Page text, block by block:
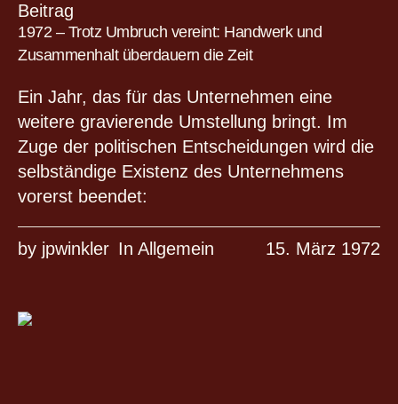
Beitrag
1972 – Trotz Umbruch vereint: Handwerk und
Zusammenhalt überdauern die Zeit
Ein Jahr, das für das Unternehmen eine
weitere gravierende Umstellung bringt. Im
Zuge der politischen Entscheidungen wird die
selbständige Existenz des Unternehmens
vorerst beendet:
15. März 1972
by jpwinkler In Allgemein